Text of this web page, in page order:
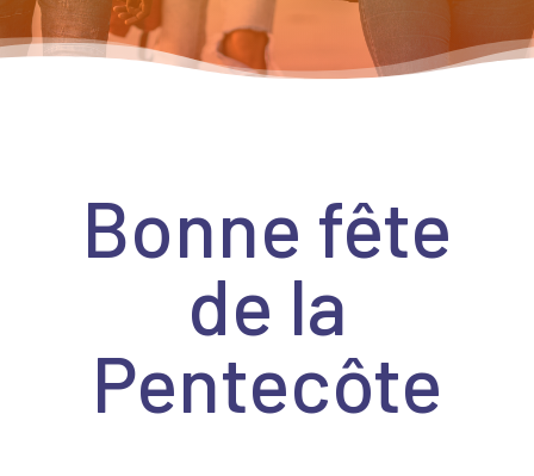
Bonne fête
de la
Pentecôte